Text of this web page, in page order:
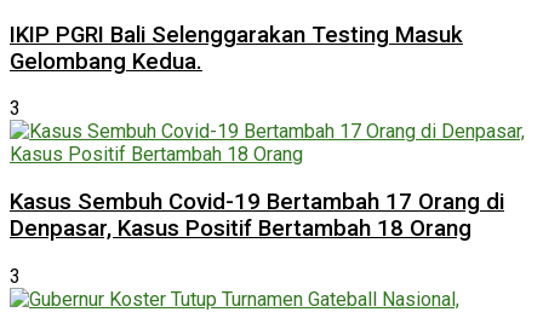
IKIP PGRI Bali Selenggarakan Testing Masuk
Gelombang Kedua.
3
Kasus Sembuh Covid-19 Bertambah 17 Orang di
Denpasar, Kasus Positif Bertambah 18 Orang
3